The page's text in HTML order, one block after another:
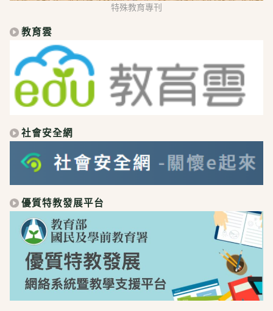
特殊教育專刊
教育雲
社會安全網
優質特教發展平台